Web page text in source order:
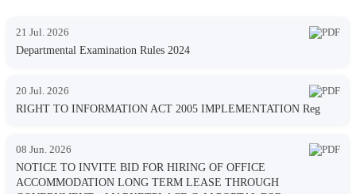
21 Jul. 2026
Departmental Examination Rules 2024
20 Jul. 2026
RIGHT TO INFORMATION ACT 2005 IMPLEMENTATION Reg
08 Jun. 2026
NOTICE TO INVITE BID FOR HIRING OF OFFICE
ACCOMMODATION LONG TERM LEASE THROUGH